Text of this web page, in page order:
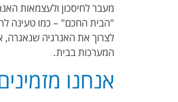
מעבר לחיסכון ולעצמאות
"הבית החכם" – כמו טעינה
לצרוך את האנרגיה שנאגרה,
המערכות בבית.
אנחנו